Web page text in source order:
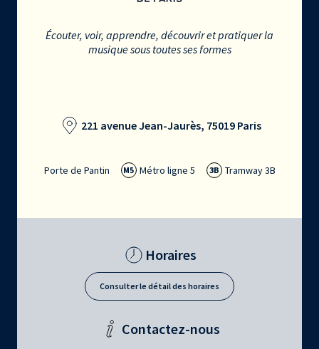
Écouter, voir, apprendre, découvrir et pratiquer la
musique sous toutes ses formes
221 avenue Jean-Jaurès, 75019 Paris
Porte de Pantin M5 Métro ligne 5 3B Tramway 3B
Horaires
Consulter le détail des horaires
Contactez-nous